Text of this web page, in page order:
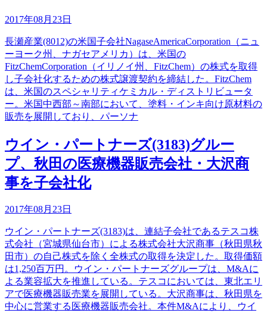
2017年08月23日
長瀬産業(8012)の米国子会社NagaseAmericaCorporation（ニュ
ーヨーク州、ナガセアメリカ）は、米国の
FitzChemCorporation（イリノイ州、FitzChem）の株式を取得
し子会社化するための株式譲渡契約を締結した。FitzChem
は、米国のスペシャリティケミカル・ディストリビュータ
ー。米国中西部～南部において、塗料・インキ向け原材料の
販売を展開しており、パーソナ
ウイン・パートナーズ(3183)グルー
プ、秋田の医療機器販売会社・大沢商
事を子会社化
2017年08月23日
ウイン・パートナーズ(3183)は、連結子会社であるテスコ株
式会社（宮城県仙台市）による株式会社大沢商事（秋田県秋
田市）の自己株式を除く全株式の取得を決定した。取得価額
は1,250百万円。ウイン・パートナーズグループは、M&Aに
よる業容拡大を推進している。テスコにおいては、東北エリ
アで医療機器販売業を展開している。大沢商事は、秋田県を
中心に営業する医療機器販売会社。本件M&Aにより、ウイ